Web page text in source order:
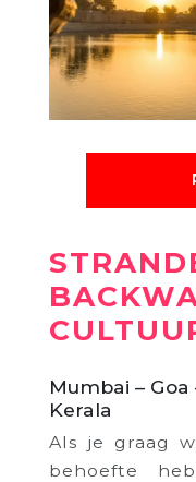
Mumbai –
Kerala
Als je graag
behoefte